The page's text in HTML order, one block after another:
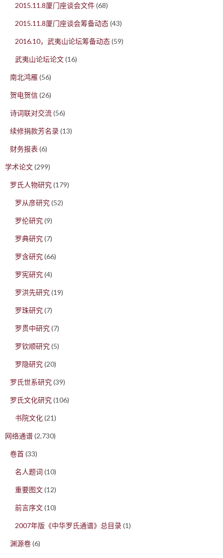
2015.11.8厦门座谈会文件(68)
2015.11.8厦门座谈会筹备动态(43)
2016.10，武夷山论坛筹备动态(59)
武夷山论坛论文(16)
南北鸿雁(56)
贺电贺信(26)
诗词联对交流(56)
续修捐款芳名录(13)
财务报表 (6)
学术论文(299)
罗氏人物研究(179)
罗从彦研究(52)
罗伦研究(9)
罗典研究(7)
罗含研究(66)
罗宪研究(4)
罗洪先研究(19)
罗珠研究(7)
罗贯中研究(7)
罗钦顺研究(5)
罗隐研究(20)
罗氏世系研究(39)
罗氏文化研究(106)
书院文化(21)
网络通谱(2,730)
卷首(33)
名人题词 (10)
重要图文(12)
前言序文(10)
2007年版《中华罗氏通谱》总目录(1)
渊源卷(6)